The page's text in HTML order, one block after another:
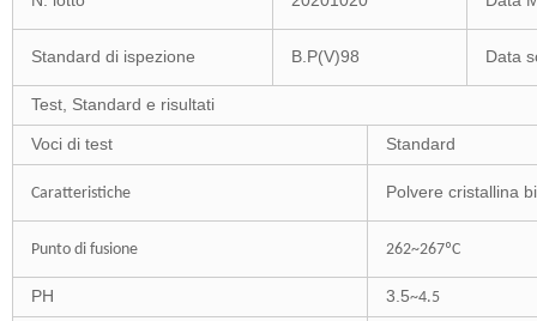
Standard di ispezione B.P(V)98 Data
Test, Standard e risultati
Voci di test Standard
Caratteristiche Polvere cristallina
Punto di fusione 262~267ºC
PH 3.5~4.5